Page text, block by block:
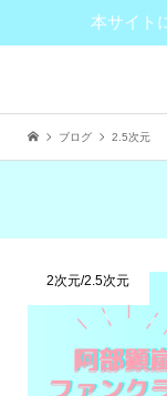
本サイト
ブログ 2.5次元
2次元/2.5次元